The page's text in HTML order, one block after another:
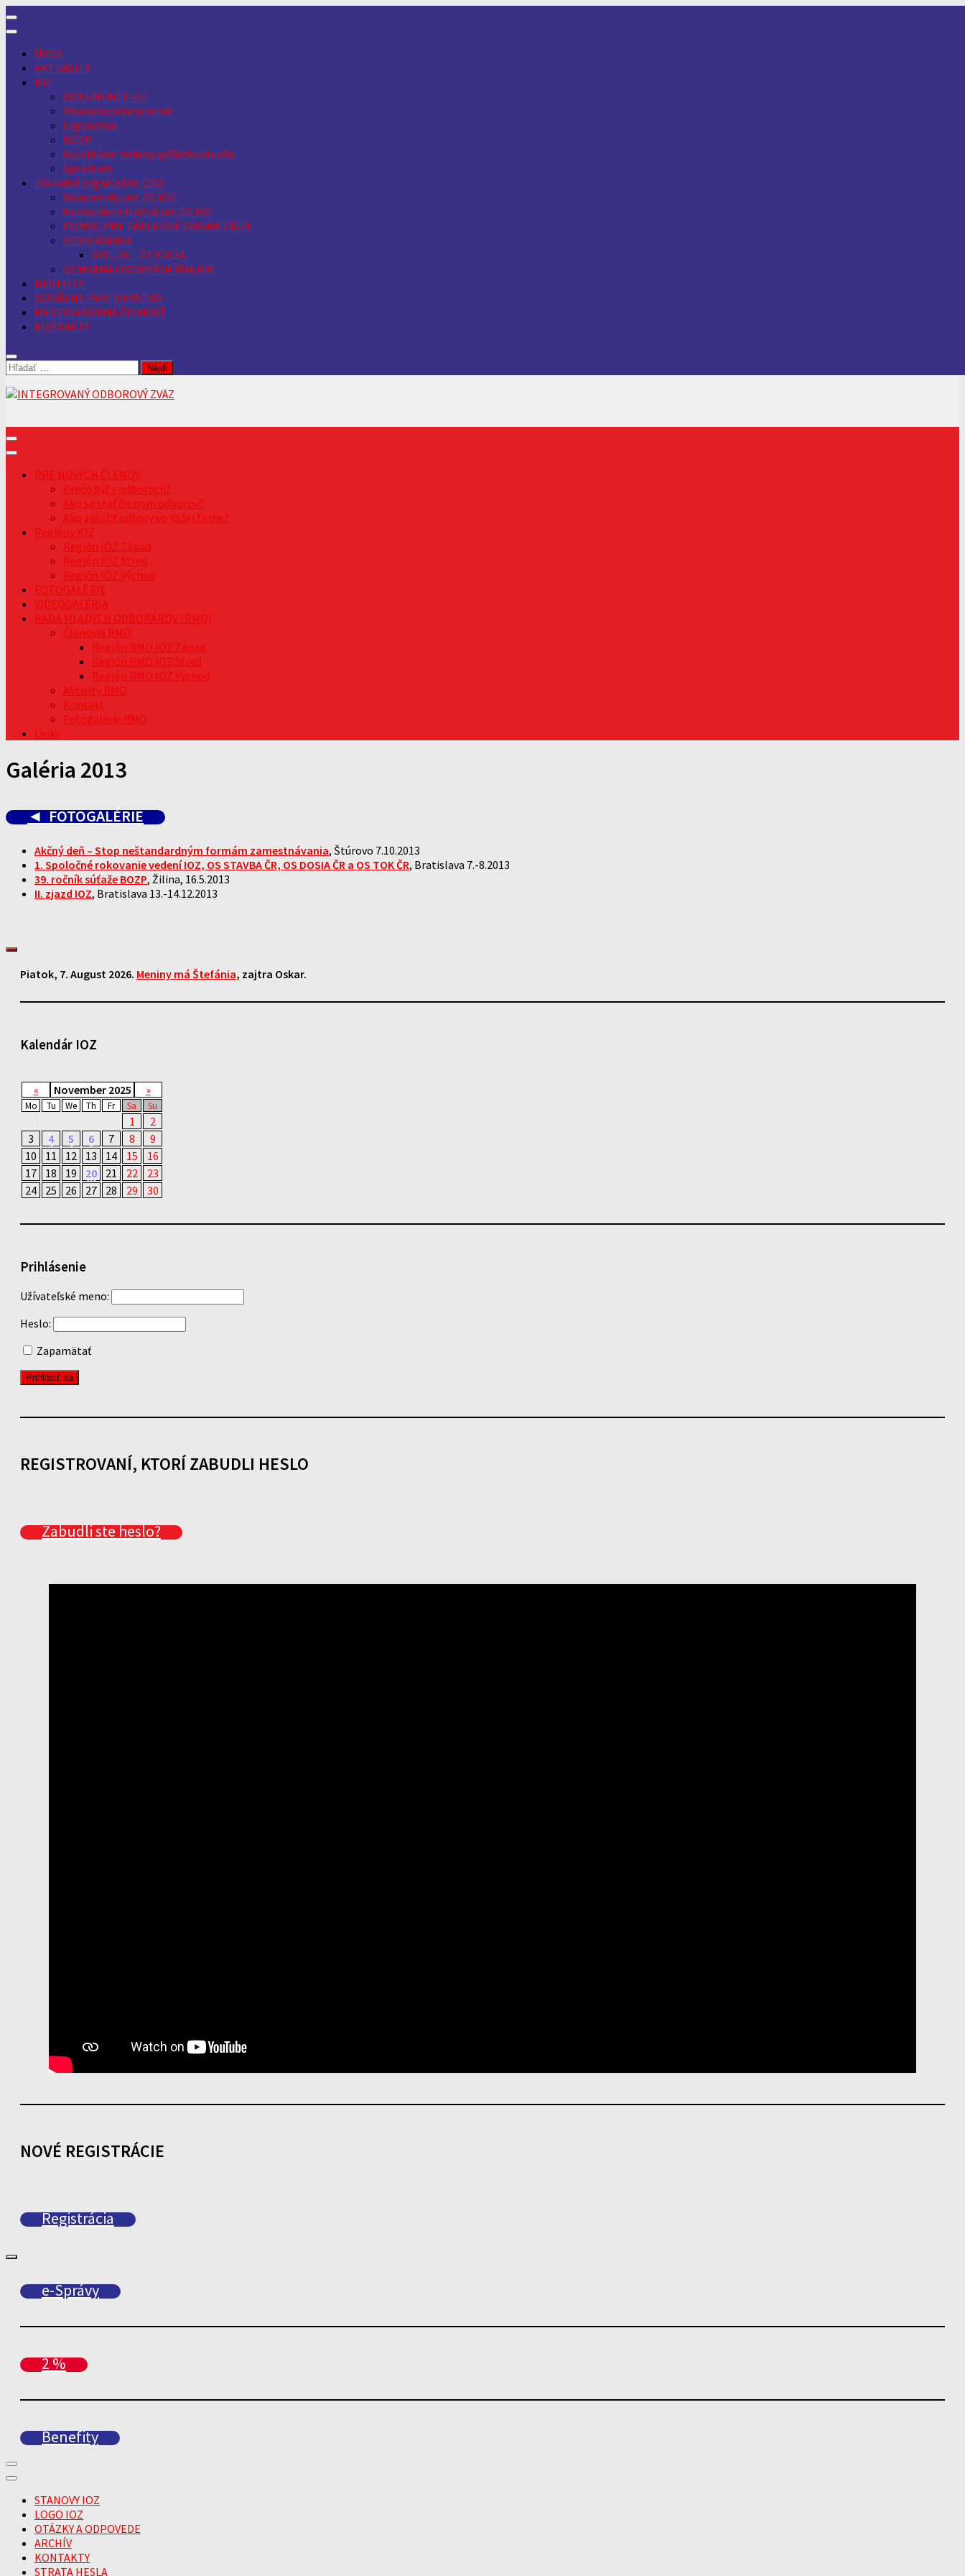
Skip
to
ÚVOD
AKTUALITY
IOZ
DOKUMENTY IOZ
Pracovnoprávny servis
Legislatíva
BOZP
Kolektívne zmluvy vyššieho stupňa
Spektrum
Základné organizácie (ZO)
Dokumenty pre ZO IOZ
Formuláre a tlačivá pre ZO IOZ
POMOC PRE ZÁKLADNÉ ORGANIZÁCIE
VZDELÁVANIA
SVIT, 26. - 27.9.2024
OCHRANA OSOBNÝCH ÚDAJOV
BENEFITY
SOCIÁLNE PARTNERSTVO
MEDZINÁRODNÁ ČINNOSŤ
KONTAKTY
Hľadať:
PRE NOVÝCH ČLENOV
Prečo byť v odboroch?
Ako sa stať členom odborov?
Ako založiť odbory vo Vašej firme?
Regióny IOZ
Región IOZ Západ
Región IOZ Stred
Región IOZ Východ
FOTOGALÉRIE
VIDEOGALÉRIA
RADA MLADÝCH ODBORÁROV (RMO)
Členovia RMO
Región RMO IOZ Západ
Región RMO IOZ Stred
Región RMO IOZ Východ
Aktivity RMO
Kontakt
Fotogalérie RMO
Linky
Galéria 2013
◄FOTOGALÉRIE
Akčný deň – Stop neštandardným formám zamestnávania, Štúrovo 7.10.2013
1. Spoločné rokovanie vedení IOZ, OS STAVBA ČR, OS DOSIA ČR a OS TOK ČR, Bratislava 7.-8.2013
39. ročník súťaže BOZP, Žilina, 16.5.2013
II. zjazd IOZ, Bratislava 13.-14.12.2013
Piatok, 7. August 2026. Meniny má Štefánia, zajtra Oskar.
Kalendár IOZ
« November 2025 »
Mo Tu We Th Fr Sa Su
1
2
3
4 5 6 7 8
9
10
11 12 13 14 15
16
17
18 19 20 21 22
23
24
25 26 27 28 29 30
Prihlásenie
Užívateľské meno:
Heslo:
Zapamätať
REGISTROVANÍ, KTORÍ ZABUDLI HESLO
Zabudli ste heslo?
NOVÉ REGISTRÁCIE
Registrácia
e-Správy
2 %
Benefity
STANOVY IOZ
LOGO IOZ
OTÁZKY A ODPOVEDE
ARCHÍV
KONTAKTY
STRATA HESLA